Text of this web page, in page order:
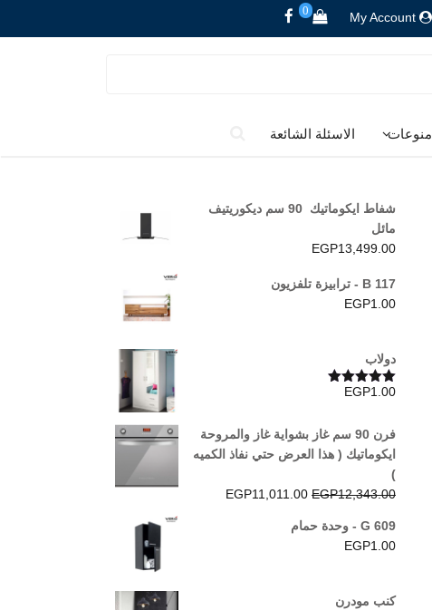
My Account
0
منوعات الاسئلة الشائعة
شفاط ايكوماتيك 90 سم ديكوريتيف
مائل
EGP13,499.00
B 117 - ترابيزة تلفزيون
EGP1.00
دولاب
تم التقييم
EGP1.00
فرن 90 سم غاز بشواية غاز والمروحة
ايكوماتيك ( هذا العرض حتي نفاذ الكميه
)
EGP12,343.00
السعر
هو:
EGP11,011.00
EGP11,011.00.
G 609 - وحدة حمام
EGP1.00
كنب مودرن